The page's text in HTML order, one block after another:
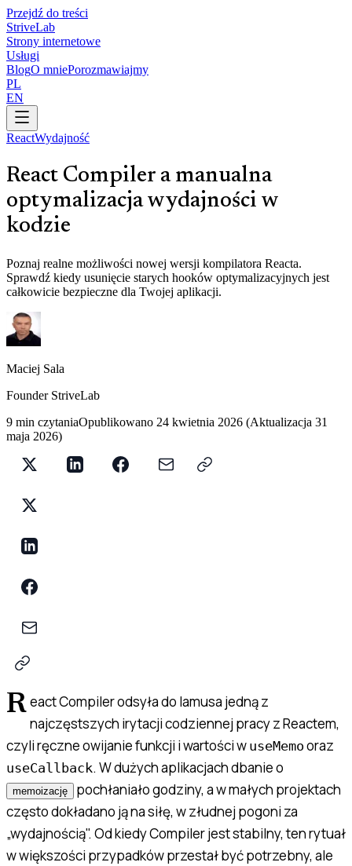
Przejdź do treści
StriveLab
Strony internetowe
Usługi
BlogO mniePorozmawiajmy
PL
EN
ReactWydajność
React Compiler a manualna
optymalizacja wydajności w
kodzie
Poznaj realne możliwości nowej wersji kompilatora Reacta.
Sprawdź kiedy usunięcie starych hooków optymalizacyjnych jest
całkowicie bezpieczne dla Twojej aplikacji.
Maciej Sala
Founder StriveLab
9 min czytaniaOpublikowano 24 kwietnia 2026 (Aktualizacja 31
maja 2026)
React Compiler odsyła do lamusa jedną z
najczęstszych irytacji codziennej pracy z Reactem,
czyli ręczne owijanie funkcji i wartości w useMemo oraz
useCallback. W dużych aplikacjach dbanie o
memoizację
pochłaniało godziny, a w małych projektach
często dokładano ją na siłę, w złudnej pogoni za
„wydajnością". Od kiedy Compiler jest stabilny, ten rytuał
w większości przypadków przestał być potrzebny, ale